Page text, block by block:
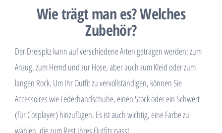
Wie trägt man es? Welches
Zubehör?
Der Dreispitz kann auf verschiedene Arten getragen werden: zum
Anzug, zum Hemd und zur Hose, aber auch zum Kleid oder zum
langen Rock. Um Ihr Outfit zu vervollständigen, können Sie
Accessoires wie Lederhandschuhe, einen Stock oder ein Schwert
(für Cosplayer) hinzufügen. Es ist auch wichtig, eine Farbe zu
wählen, die zum Rest Ihres Outfits passt.